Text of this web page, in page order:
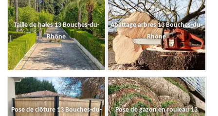
Taille de haies 13 Bouches-du-
Rhône
Abattage arbres 13 Bouches-du-
Rhône
Pose de clôture 13 Bouches-du-
Pose de gazon en rouleau 13